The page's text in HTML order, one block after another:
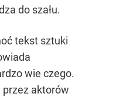
do szału.
tekst sztuki
wie czego.
przez aktorów